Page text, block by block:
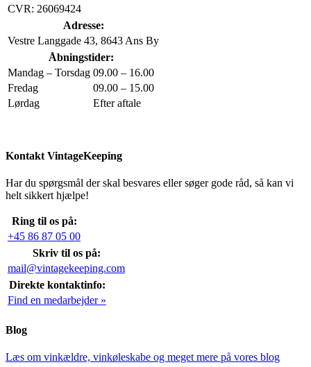
CVR: 26069424
Adresse:
Vestre Langgade 43, 8643 Ans By
Åbningstider:
Mandag – Torsdag 09.00 – 16.00
Fredag
09.00 – 15.00
Lørdag
Efter aftale
Kontakt VintageKeeping
Har du spørgsmål der skal besvares eller søger gode råd, så kan vi
helt sikkert hjælpe!
Ring til os på:
+45 86 87 05 00
Skriv til os på:
mail@vintagekeeping.com
Direkte kontaktinfo:
Find en medarbejder »
Blog
Læs om vinkældre, vinkøleskabe og meget mere på vores blog